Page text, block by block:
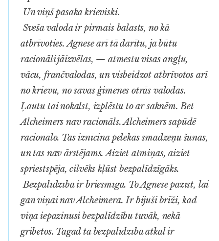
Un viņš pasaka krieviski.
Sveša valoda ir pirmais balasts, no kā
atbrīvoties. Agnese arī tā darītu, ja būtu
racionāli jāizvēlas, — atmestu visas angļu,
vācu, frančvalodas, un visbeidzot atbrīvotos arī
no krievu, no savas ģimenes otrās valodas.
Ļautu tai nokalst, izplēstu to ar saknēm. Bet
Alcheimers nav racionāls. Alcheimers sapūdē
racionālo. Tas iznīcina pelēkās smadzeņu šūnas,
un tas nav ārstējams. Aiziet atmiņas, aiziet
spriestspēja, cilvēks kļūst bezpalīdzīgāks.
Bezpalīdzība ir briesmīga. To Agnese pazīst, lai
gan viņai nav Alcheimera. Ir bijuši brīži, kad
viņa iepazinusi bezpalīdzību tuvāk, nekā
gribētos. Tagad tā bezpalīdzība atkal ir